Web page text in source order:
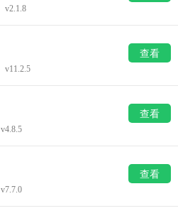
v2.1.8
v11.2.5
查看
v4.8.5
查看
v7.7.0
查看